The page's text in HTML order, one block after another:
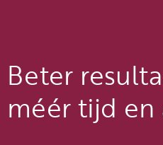
Beter
méér tijd en